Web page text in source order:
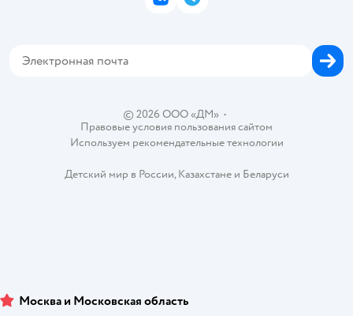
Политика использования файлов cookie
Проверка баланса подарочной карты
© 2026 ООО «ДМ»•
Правовые условия пользования сайтом
Используем рекомендательные технологии
Детский мир в России,Казахстанеи Беларуси
ВКонтактеTelegram
Москва и Московская область